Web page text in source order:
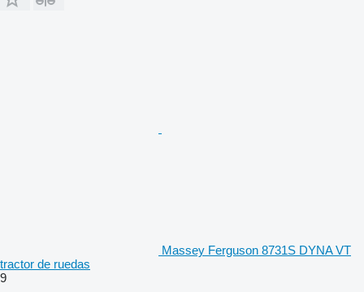
Massey Ferguson 8731S DYNA VT
tractor de ruedas
9